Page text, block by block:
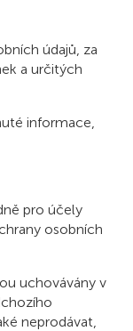
údajů, za
a určitých
informace,
pro účely
osobních
uchovávány v
neprodávat,